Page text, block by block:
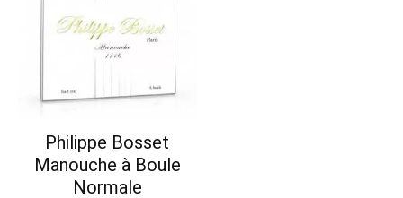
Philippe Bosset
Manouche à Boule
Normale